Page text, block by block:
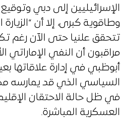
الإسرائيليين إلى دبي
وطاقوية كبرى، إلا أن
تتحقق علنيا حتى الآن رغم
مراقبون أن النفي الإماراتي
أبوظبي في إدارة علاقاتها
السياسي الذي قد يمارسه
في ظل حالة الاحتقان
العسكرية المباشرة.